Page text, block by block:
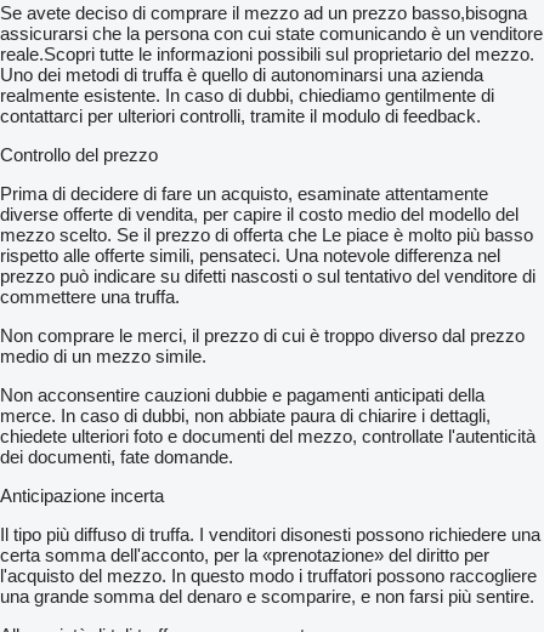
Se avete deciso di comprare il mezzo ad un prezzo basso,bisogna
assicurarsi che la persona con cui state comunicando è un venditore
reale.Scopri tutte le informazioni possibili sul proprietario del mezzo.
Uno dei metodi di truffa è quello di autonominarsi una azienda
realmente esistente. In caso di dubbi, chiediamo gentilmente di
contattarci per ulteriori controlli, tramite il modulo di feedback.
Controllo del prezzo
Prima di decidere di fare un acquisto, esaminate attentamente
diverse offerte di vendita, per capire il costo medio del modello del
mezzo scelto. Se il prezzo di offerta che Le piace è molto più basso
rispetto alle offerte simili, pensateci. Una notevole differenza nel
prezzo può indicare su difetti nascosti o sul tentativo del venditore di
commettere una truffa.
Non comprare le merci, il prezzo di cui è troppo diverso dal prezzo
medio di un mezzo simile.
Non acconsentire cauzioni dubbie e pagamenti anticipati della
merce. In caso di dubbi, non abbiate paura di chiarire i dettagli,
chiedete ulteriori foto e documenti del mezzo, controllate l'autenticità
dei documenti, fate domande.
Anticipazione incerta
Il tipo più diffuso di truffa. I venditori disonesti possono richiedere una
certa somma dell'acconto, per la «prenotazione» del diritto per
l'acquisto del mezzo. In questo modo i truffatori possono raccogliere
una grande somma del denaro e scomparire, e non farsi più sentire.